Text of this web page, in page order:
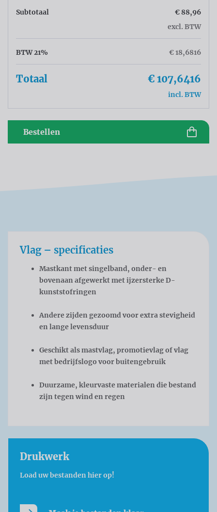
Subtotaal
€ 88,96
excl. BTW
BTW 21% € 18,6816
Totaal € 107,6416
incl. BTW
Bestellen
Vlag – specificaties
Mastkant met singelband, onder- en
bovenaan afgewerkt met ijzersterke D-
kunststofringen
Andere zijden gezoomd voor extra stevigheid
en lange levensduur
Geschikt als mastvlag, promotievlag of vlag
met bedrijfslogo voor buitengebruik
Duurzame, kleurvaste materialen die bestand
zijn tegen wind en regen
Drukwerk
Load uw bestanden hier op!